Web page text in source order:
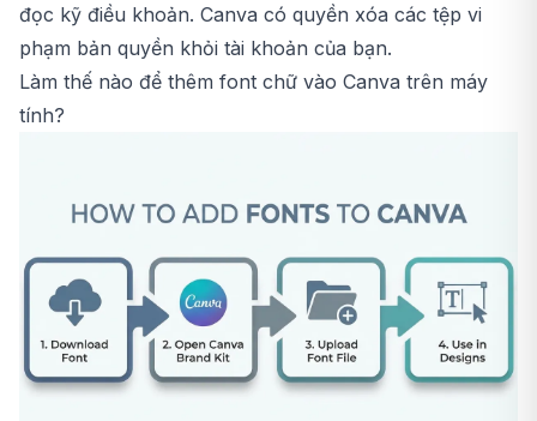
đọc kỹ điều khoản. Canva có quyền xóa các tệp vi
phạm bản quyền khỏi tài khoản của bạn.
Làm thế nào để thêm font chữ vào Canva trên máy
tính?